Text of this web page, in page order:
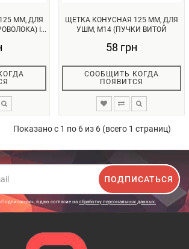
ММ, ДЛЯ
I...
ЩЕТКА КОНУСНАЯ 125 ММ, ДЛЯ
УШМ, М14 (ПУЧКИ ВИТОЙ
58 грн
СООБЩИТЬ КОГДА
ПОЯВИТСЯ
Показано с 1 по 6 из 6 (всего 1 страниц)
ПОДПИСАТЬСЯ
я даю cогласие на обработку персональных данных.